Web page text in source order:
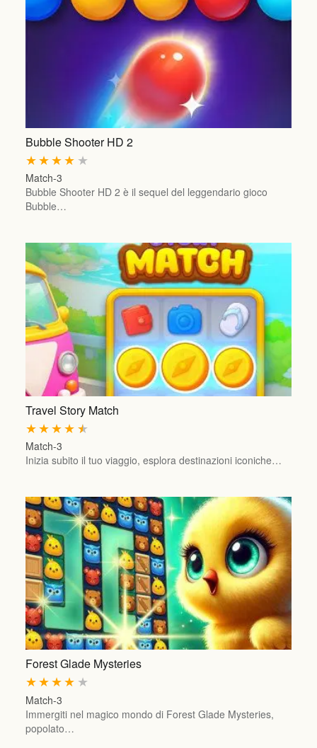
Bubble Shooter HD 2
★
★
★
★
★
Match-3
Bubble Shooter HD 2 è il sequel del leggendario gioco
Bubble…
Travel Story Match
★
★
★
★
★
Match-3
Inizia subito il tuo viaggio, esplora destinazioni iconiche…
Forest Glade Mysteries
★
★
★
★
★
Match-3
Immergiti nel magico mondo di Forest Glade Mysteries,
popolato…